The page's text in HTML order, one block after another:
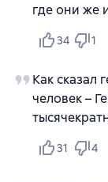
где они же
34 1
Как сказал
человек –
31 4